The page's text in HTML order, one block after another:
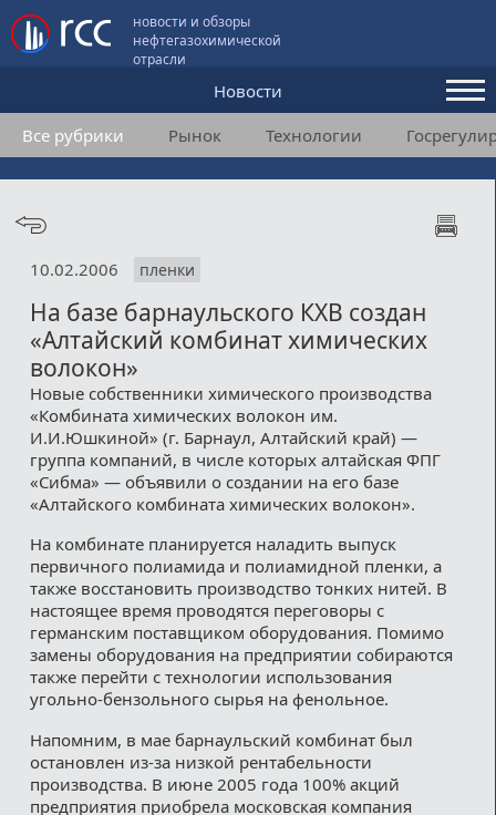
новости и обзоры
нефтегазохимической
отрасли
Новости
Аналитика и мнения
Конференции
Пользовательское соглашение
Медиакит
Контакты
Все рубрики Рынок Технологии
10.02.2006 пленки
На базе барнаульского КХВ создан
«Алтайский комбинат химических
волокон»
Новые собственники химического производства
«Комбината химических волокон им.
И.И.Юшкиной» (г. Барнаул, Алтайский край) —
группа компаний, в числе которых алтайская ФПГ
«Сибма» — объявили о создании на его базе
«Алтайского комбината химических волокон».
На комбинате планируется наладить выпуск
первичного полиамида и полиамидной пленки, а
также восстановить производство тонких нитей. В
настоящее время проводятся переговоры с
германским поставщиком оборудования. Помимо
замены оборудования на предприятии собираются
также перейти с технологии использования
угольно-бензольного сырья на фенольное.
Напомним, в мае барнаульский комбинат был
остановлен из-за низкой рентабельности
производства. В июне 2005 года 100% акций
предприятия приобрела московская компания